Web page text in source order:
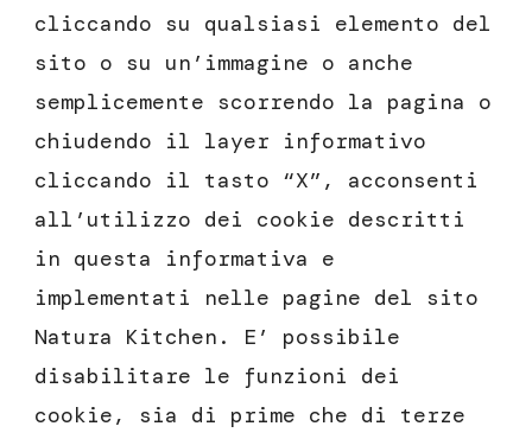
cliccando su qualsiasi elemento del
sito o su un’immagine o anche
semplicemente scorrendo la pagina o
chiudendo il layer informativo
cliccando il tasto “X”, acconsenti
all’utilizzo dei cookie descritti
in questa informativa e
implementati nelle pagine del sito
Natura Kitchen. E’ possibile
disabilitare le funzioni dei
cookie, sia di prime che di terze